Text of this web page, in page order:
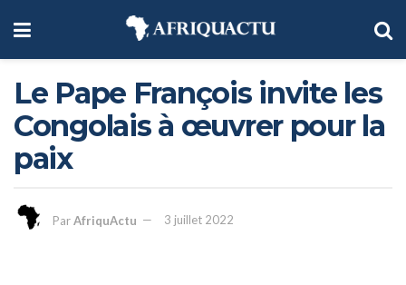
Le Pape François invite les
Congolais à œuvrer pour la
paix
ParAfriquActu 3 juillet 2022